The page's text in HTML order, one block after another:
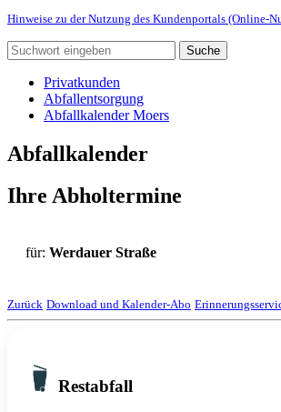
Hinweise zu der Nutzung des Kundenportals (Online-
Suche
Privatkunden
Abfallentsorgung
Abfallkalender Moers
Abfallkalender
Ihre Abholtermine
für: Werdauer Straße
Zurück Download und Kalender-Abo
Restabfall